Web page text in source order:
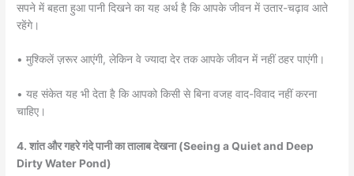
सपने में बहता हुआ पानी दिखने का यह अर्थ है कि आपके जीवन में उतार-चढ़ाव आते
रहेंगे।
• मुश्किलें ज़रूर आएंगी, लेकिन वे ज्यादा देर तक आपके जीवन में नहीं ठहर पाएंगी।
• यह संकेत यह भी देता है कि आपको किसी से बिना वजह वाद-विवाद नहीं करना
चाहिए।
4. शांत और गहरे गंदे पानी का तालाब देखना (Seeing a Quiet and Deep
Dirty Water Pond)